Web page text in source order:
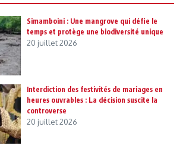
Simamboini : Une mangrove qui défie le
temps et protège une biodiversité unique
20 juillet 2026
Interdiction des festivités de mariages en
heures ouvrables : La décision suscite la
controverse
20 juillet 2026